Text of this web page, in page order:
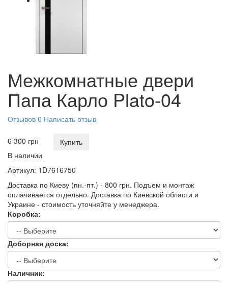
Межкомнатные двери
Папа Карло Plato-04
Отзывов 0 Написать отзыв
6 300 грн
Купить
В наличии
Артикул: 1D7616750
Доставка по Киеву (пн.-пт.) - 800 грн. Подъем и монтаж
оплачивается отдельно. Доставка по Киевской области и
Украине - стоимость уточняйте у менеджера.
Коробка:
Доборная доска:
Наличник: